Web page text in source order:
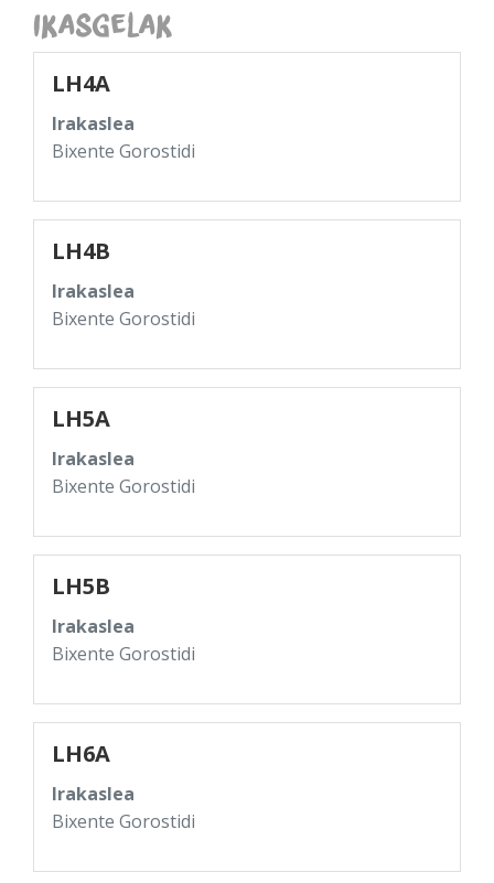
Ikasgelak
LH4A
Irakaslea
Bixente Gorostidi
LH4B
Irakaslea
Bixente Gorostidi
LH5A
Irakaslea
Bixente Gorostidi
LH5B
Irakaslea
Bixente Gorostidi
LH6A
Irakaslea
Bixente Gorostidi